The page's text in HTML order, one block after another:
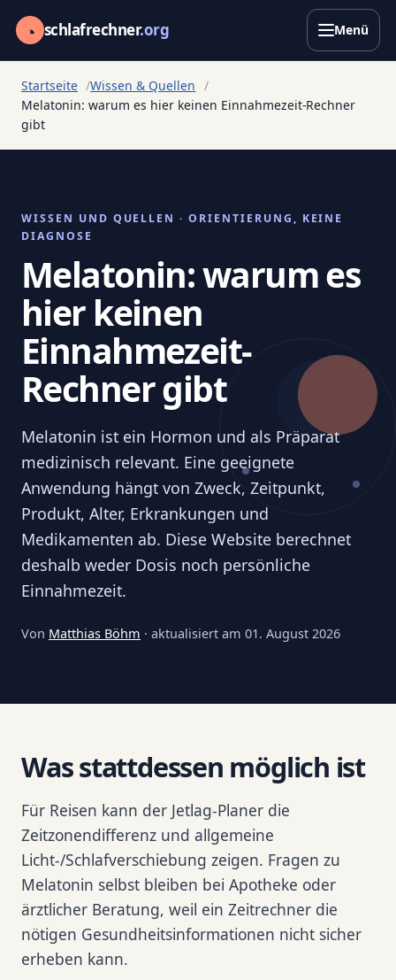
◔ schlafrechner.org Menü
Startseite
Wissen & Quellen
Melatonin: warum es hier keinen Einnahmezeit-Rechner
gibt
WISSEN UND QUELLEN · ORIENTIERUNG, KEINE
DIAGNOSE
Melatonin: warum es
hier keinen
Einnahmezeit-
Rechner gibt
Melatonin ist ein Hormon und als Präparat
medizinisch relevant. Eine geeignete
Anwendung hängt von Zweck, Zeitpunkt,
Produkt, Alter, Erkrankungen und
Medikamenten ab. Diese Website berechnet
deshalb weder Dosis noch persönliche
Einnahmezeit.
Von Matthias Böhm · aktualisiert am 01. August 2026
Was stattdessen möglich ist
Für Reisen kann der Jetlag-Planer die
Zeitzonendifferenz und allgemeine
Licht-/Schlafverschiebung zeigen. Fragen zu
Melatonin selbst bleiben bei Apotheke oder
ärztlicher Beratung, weil ein Zeitrechner die
nötigen Gesundheitsinformationen nicht sicher
erheben kann.